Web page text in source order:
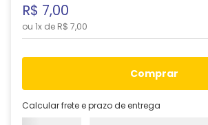
R$ 7,00
ou 1x de R$ 7,00
comprar
Calcular frete e prazo de entrega